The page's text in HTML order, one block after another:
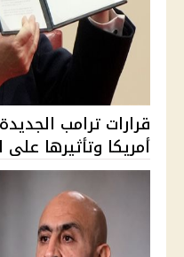
قرارات ترامب
أمريكا وتأثيرها على